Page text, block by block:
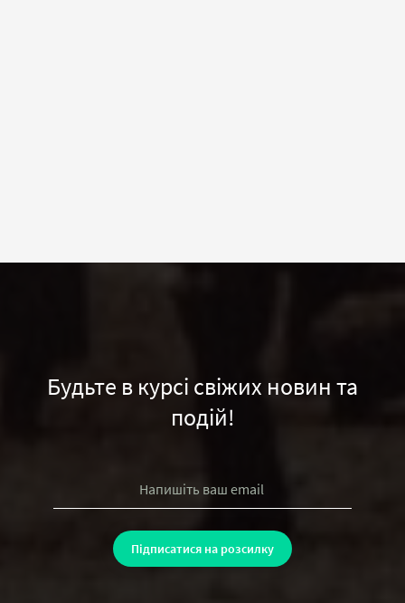
Будьте в курсі свіжих новин та
подій!